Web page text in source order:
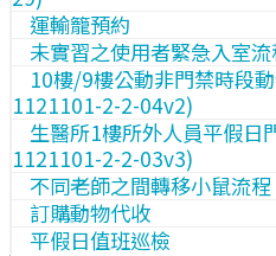
運輸籠預約
未實習之使用者緊急入室
10樓/9樓公動非門禁時段
1121101-2-2-04v2)
生醫所1樓所外人員平假日
1121101-2-2-03v3)
不同老師之間轉移小鼠流程
訂購動物代收
平假日值班巡檢